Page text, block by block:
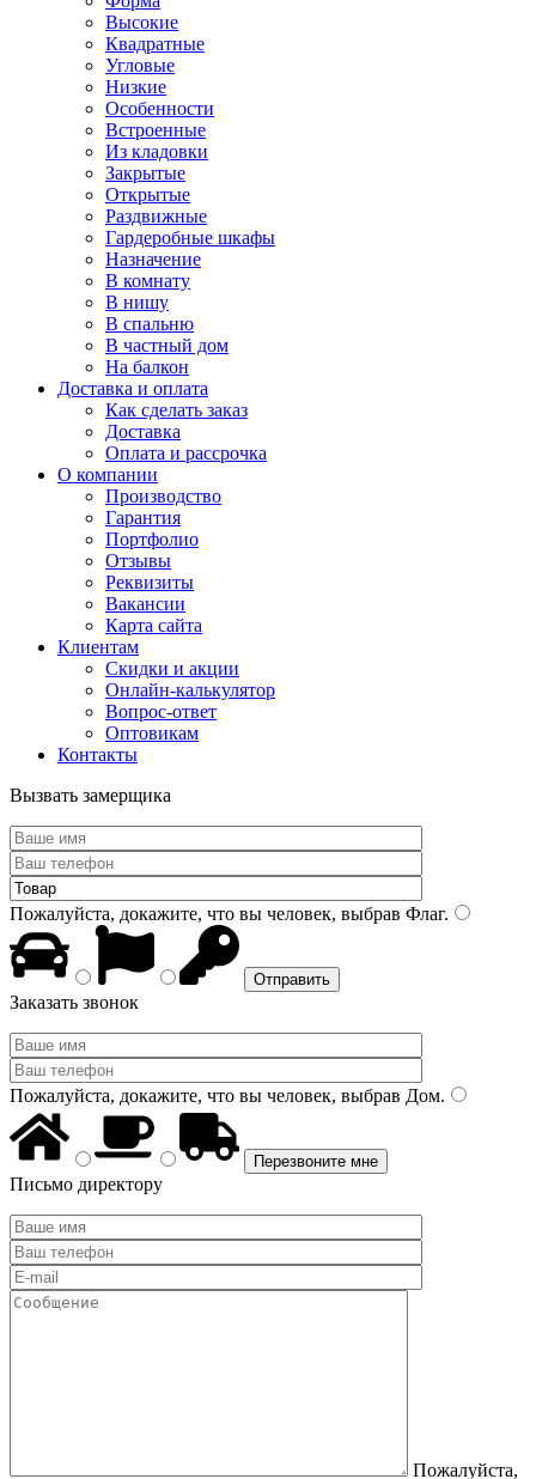
Высокие
Квадратные
Угловые
Низкие
Особенности
Встроенные
Из кладовки
Закрытые
Открытые
Раздвижные
Гардеробные шкафы
Назначение
В комнату
В нишу
В спальню
В частный дом
На балкон
Доставка и оплата
Как сделать заказ
Доставка
Оплата и рассрочка
О компании
Производство
Гарантия
Портфолио
Отзывы
Реквизиты
Вакансии
Карта сайта
Клиентам
Скидки и акции
Онлайн-калькулятор
Вопрос-ответ
Оптовикам
Контакты
Вызвать замерщика
Пожалуйста, докажите, что вы человек, выбрав Флаг.
Заказать звонок
Пожалуйста, докажите, что вы человек, выбрав Дом.
Письмо директору
Пожалуйста,